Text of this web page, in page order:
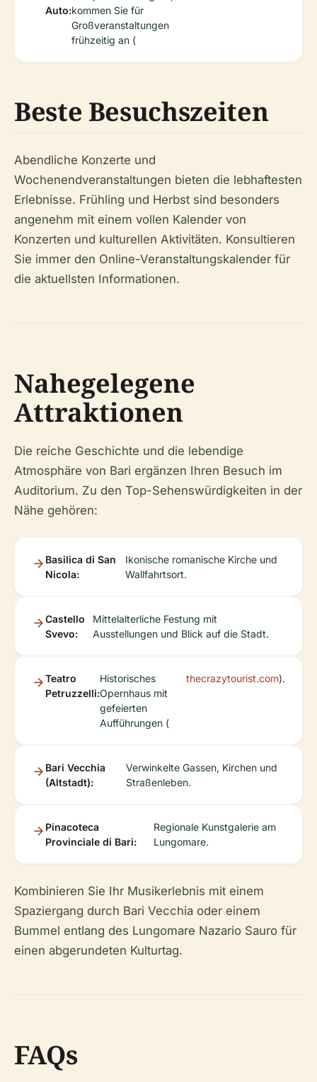
Auto:kommen Sie für
Großveranstaltungen
frühzeitig an (
Beste Besuchszeiten
Abendliche Konzerte und
Wochenendveranstaltungen bieten die lebhaftesten
Erlebnisse. Frühling und Herbst sind besonders
angenehm mit einem vollen Kalender von
Konzerten und kulturellen Aktivitäten. Konsultieren
Sie immer den Online-Veranstaltungskalender für
die aktuellsten Informationen.
Nahegelegene
Attraktionen
Die reiche Geschichte und die lebendige
Atmosphäre von Bari ergänzen Ihren Besuch im
Auditorium. Zu den Top-Sehenswürdigkeiten in der
Nähe gehören:
Basilica di San
Nicola:
Ikonische romanische Kirche und
Wallfahrtsort.
Castello
Svevo:
Mittelalterliche Festung mit
Ausstellungen und Blick auf die Stadt.
Teatro
Petruzzelli:
Historisches
Opernhaus mit
gefeierten
Aufführungen (
thecrazytourist.com).
Bari Vecchia
(Altstadt):
Verwinkelte Gassen, Kirchen und
Straßenleben.
Pinacoteca
Provinciale di Bari:
Regionale Kunstgalerie am
Lungomare.
Kombinieren Sie Ihr Musikerlebnis mit einem
Spaziergang durch Bari Vecchia oder einem
Bummel entlang des Lungomare Nazario Sauro für
einen abgerundeten Kulturtag.
FAQs